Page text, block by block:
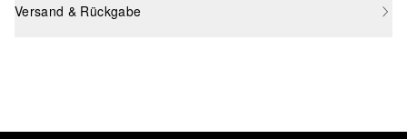
Versand & Rückgabe